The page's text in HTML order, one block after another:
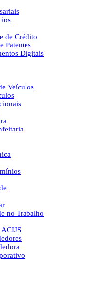
de Crédito
Patentes
Digitais
Veículos
no Trabalho
ACIJS